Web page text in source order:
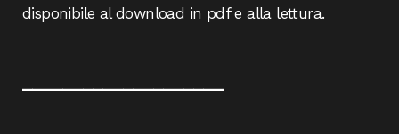
disponibile al download in pdf e alla lettura.